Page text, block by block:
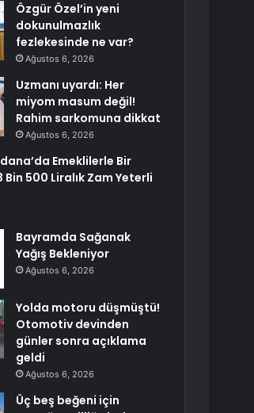
Özgür Özel’in yeni
dokunulmazlık
fezlekesinde ne var?
Ağustos 6, 2026
Uzmanı uyardı: Her
miyom masum değil!
Rahim sarkomuna dikkat
Ağustos 6, 2026
Emeklilerle Bir
Bin 500 Liralık Zam Yeterli
Bayramda Sağanak
Yağış Bekleniyor
Ağustos 6, 2026
Yolda motoru düşmüştü!
Otomotiv devinden
günler sonra açıklama
geldi
Ağustos 6, 2026
Üç beş beğeni için